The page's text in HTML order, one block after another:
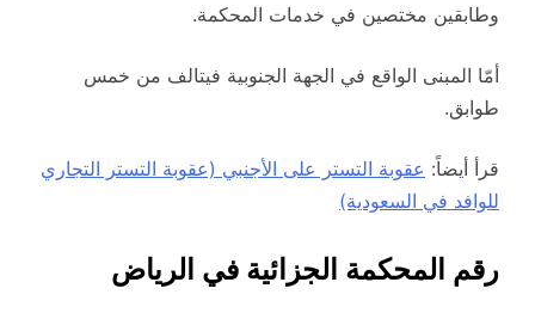
وطابقين مختصين في خدمات المحكمة.
أمّا المبنى الواقع في الجهة الجنوبية فيتالف من خمس
طوابق.
قرأ أيضاً: عقوبة التستر على الأجنبي (عقوبة التستر التجاري
للوافد في السعودية)
رقم المحكمة الجزائية في الرياض